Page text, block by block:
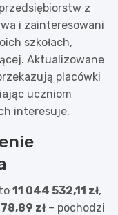
z
i zainteresowani
szkołach,
Aktualizowane
placówki
uczniom
interesuje.
11 044 532,11 zł,
zł – pochodzi